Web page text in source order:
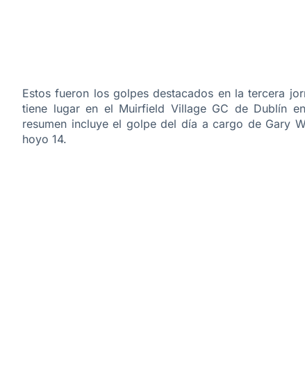
Estos fueron los golpes destacados en la tercera
tiene lugar en el Muirfield Village GC de Dublín
resumen incluye el golpe del día a cargo de Gary
hoyo 14.